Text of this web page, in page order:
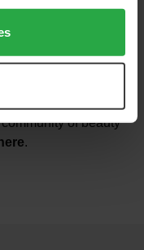
accepterar du
kan anpassa
som helst återkalla
of beauty
here.